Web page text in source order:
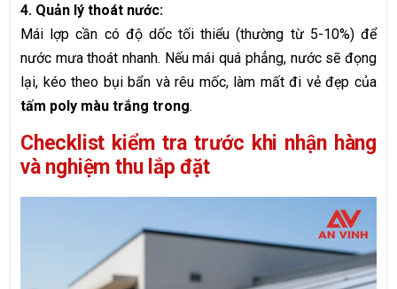
4. Quản lý thoát nước:
Mái lợp cần có độ dốc tối thiểu (thường từ 5-10%) để
nước mưa thoát nhanh. Nếu mái quá phẳng, nước sẽ đọng
lại, kéo theo bụi bẩn và rêu mốc, làm mất đi vẻ đẹp của
tấm poly màu trắng trong.
Checklist kiểm tra trước khi nhận hàng
và nghiệm thu lắp đặt